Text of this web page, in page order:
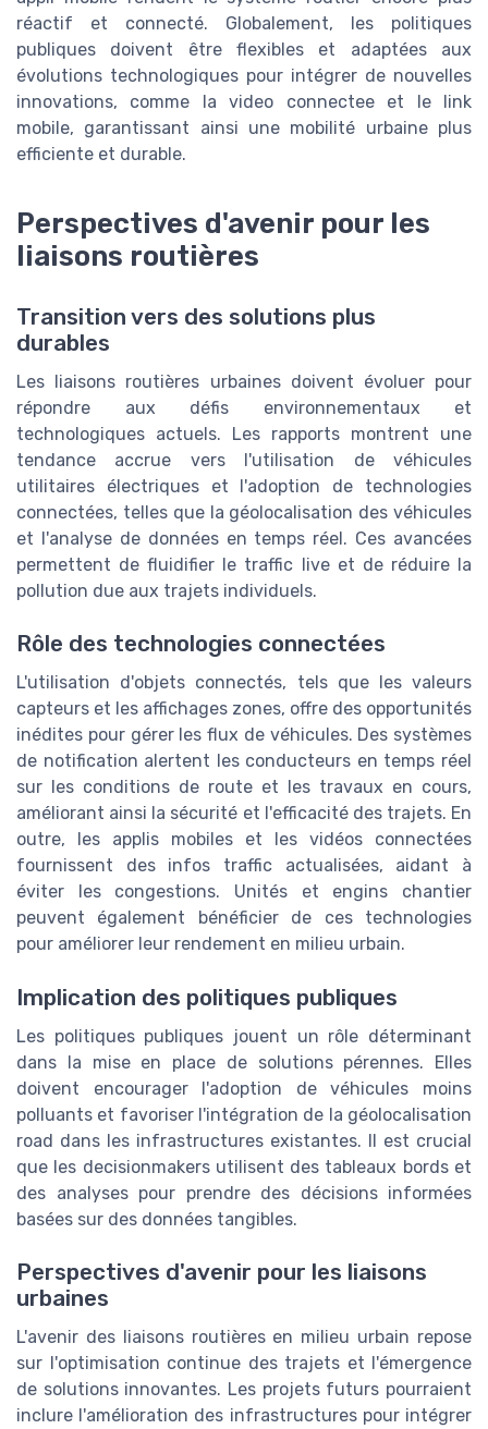
réactif et connecté. Globalement, les politiques
publiques doivent être flexibles et adaptées aux
évolutions technologiques pour intégrer de nouvelles
innovations, comme la video connectee et le link
mobile, garantissant ainsi une mobilité urbaine plus
efficiente et durable.
Perspectives d'avenir pour les
liaisons routières
Transition vers des solutions plus
durables
Les liaisons routières urbaines doivent évoluer pour
répondre aux défis environnementaux et
technologiques actuels. Les rapports montrent une
tendance accrue vers l'utilisation de véhicules
utilitaires électriques et l'adoption de technologies
connectées, telles que la géolocalisation des véhicules
et l'analyse de données en temps réel. Ces avancées
permettent de fluidifier le traffic live et de réduire la
pollution due aux trajets individuels.
Rôle des technologies connectées
L'utilisation d'objets connectés, tels que les valeurs
capteurs et les affichages zones, offre des opportunités
inédites pour gérer les flux de véhicules. Des systèmes
de notification alertent les conducteurs en temps réel
sur les conditions de route et les travaux en cours,
améliorant ainsi la sécurité et l'efficacité des trajets. En
outre, les applis mobiles et les vidéos connectées
fournissent des infos traffic actualisées, aidant à
éviter les congestions. Unités et engins chantier
peuvent également bénéficier de ces technologies
pour améliorer leur rendement en milieu urbain.
Implication des politiques publiques
Les politiques publiques jouent un rôle déterminant
dans la mise en place de solutions pérennes. Elles
doivent encourager l'adoption de véhicules moins
polluants et favoriser l'intégration de la géolocalisation
road dans les infrastructures existantes. Il est crucial
que les decisionmakers utilisent des tableaux bords et
des analyses pour prendre des décisions informées
basées sur des données tangibles.
Perspectives d'avenir pour les liaisons
urbaines
L'avenir des liaisons routières en milieu urbain repose
sur l'optimisation continue des trajets et l'émergence
de solutions innovantes. Les projets futurs pourraient
inclure l'amélioration des infrastructures pour intégrer